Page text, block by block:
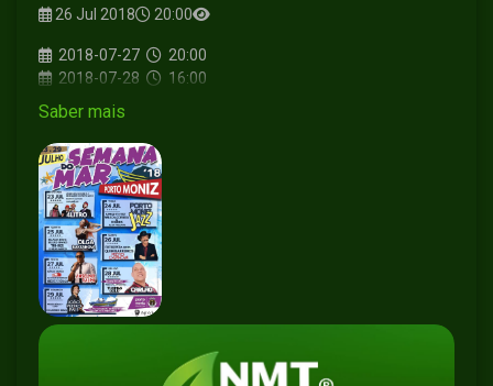
26 Jul 2018 20:00
2018-07-27
20:00
2018-07-28
16:00
2018-07-29
Saber mais